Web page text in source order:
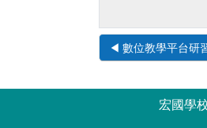
◀︎ 數位教學平台研
宏國學